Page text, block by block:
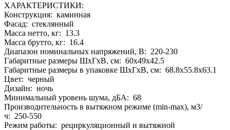
ХАРАКТЕРИСТИКИ:
Конструкция: каминная
Фасад: стеклянный
Масса нетто, кг: 13.3
Масса брутто, кг: 16.4
Диапазон номинальных напряжений, В: 220-230
Габаритные размеры ШхГхВ, см: 60x49x42.5
Габаритные размеры в упаковке ШхГхВ, см: 68.8x55.8x63.1
Цвет: черный
Дизайн: ночь
Минимальный уровень шума, дБА: 68
Производительность в вытяжном режиме (min-max), м3/
ч: 250-550
Режим работы: рециркуляционный и вытяжной